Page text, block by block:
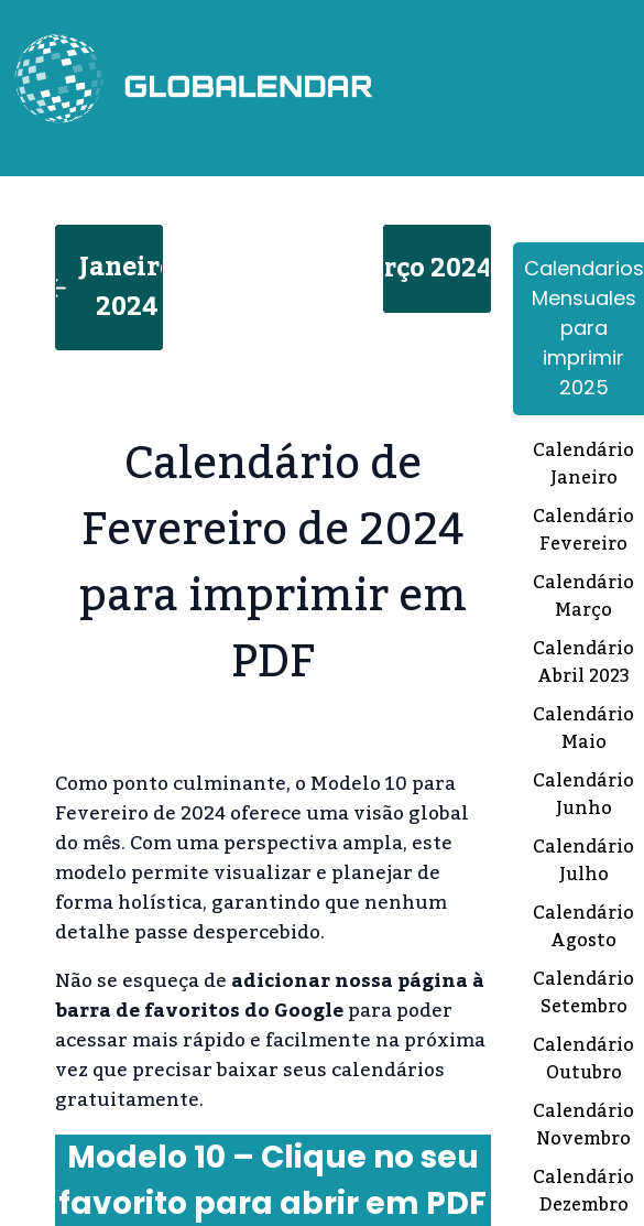
content
Janeiro
2024
Março 2024
Calendário de
Fevereiro de 2024
para imprimir em
PDF
Como ponto culminante, o Modelo 10 para
Fevereiro de 2024 oferece uma visão global
do mês. Com uma perspectiva ampla, este
modelo permite visualizar e planejar de
forma holística, garantindo que nenhum
detalhe passe despercebido.
Não se esqueça deadicionar nossa página à
barra de favoritos do Googlepara poder
acessar mais rápido e facilmente na próxima
vez que precisar baixar seus calendários
gratuitamente.
Modelo 10 – Clique no seu
favorito para abrir em PDF
Calendarios
Mensuales
para
imprimir
2025
Calendário
Janeiro
Calendário
Fevereiro
Calendário
Março
Calendário
Abril 2023
Calendário
Maio
Calendário
Junho
Calendário
Julho
Calendário
Agosto
Calendário
Setembro
Calendário
Outubro
Calendário
Novembro
Calendário
Dezembro